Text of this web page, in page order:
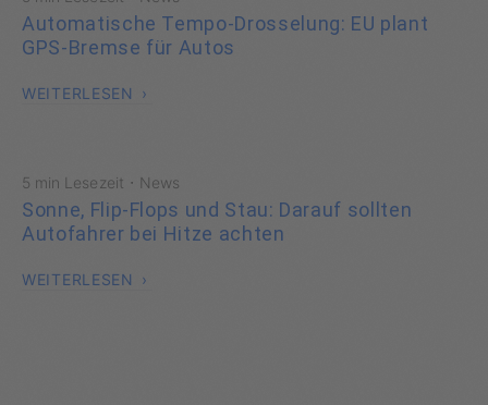
Automatische Tempo-Drosselung: EU plant
GPS-Bremse für Autos
WEITERLESEN
5 min Lesezeit · News
Sonne, Flip-Flops und Stau: Darauf sollten
Autofahrer bei Hitze achten
WEITERLESEN